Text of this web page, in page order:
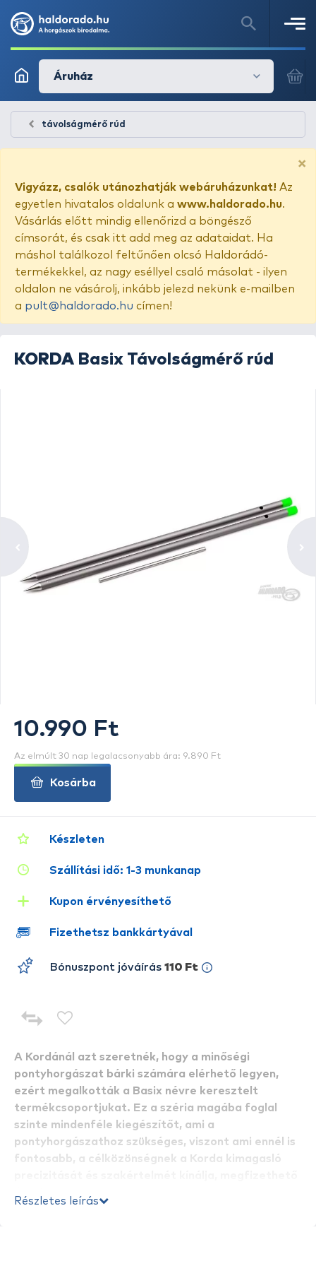
Áruház
távolságmérő rúd
×
Vigyázz, csalók utánozhatják webáruházunkat! Az
egyetlen hivatalos oldalunk a www.haldorado.hu.
Vásárlás előtt mindig ellenőrizd a böngésző
címsorát, és csak itt add meg az adataidat. Ha
máshol találkozol feltűnően olcsó Haldorádó-
termékekkel, az nagy eséllyel csaló másolat - ilyen
oldalon ne vásárolj, inkább jelezd nekünk e-mailben
a pult@haldorado.hu címen!
KORDA Basix Távolságmérő rúd
A Kordánál azt szeretnék, hogy a minőségi
pontyhorgászat bárki számára elérhető legyen,
ezért megalkották a Basix névre keresztelt
termékcsoportjukat. Ez a széria magába foglal
szinte mindenféle kiegészítőt, ami a
pontyhorgászathoz szükséges, viszont ami ennél is
fontosabb, a célközönségnek a Korda kimagasló
Részletes leírás
Készleten
Szállítási idő: 1-3 munkanap
Kupon érvényesíthető
Fizethetsz bankkártyával
Bónuszpont jóváírás 110 Ft
10.990 Ft
Az elmúlt 30 nap legalacsonyabb ára: 9.890 Ft
Kosárba